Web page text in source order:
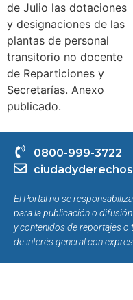
de Julio las dotaciones
y designaciones de las
plantas de personal
transitorio no docente
de Reparticiones y
Secretarías. Anexo
publicado.
0800-999-3722
El Portal no se
para la publicación o
y contenidos de reportajes
de interés general con